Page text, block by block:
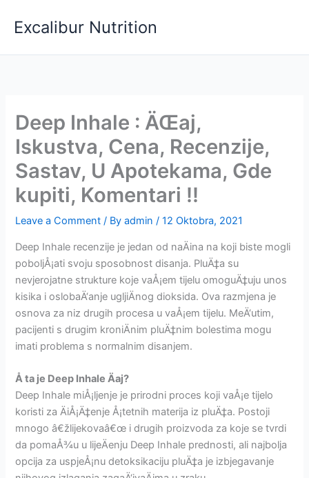
Excalibur Nutrition
Deep Inhale : ÄŒaj,
Iskustva, Cena, Recenzije,
Sastav, U Apotekama, Gde
kupiti, Komentari !!
Leave a Comment / Byadmin/12 Oktobra, 2021
Deep Inhale recenzije je jedan od naÄina na koji biste mogli
poboljÅ¡ati svoju sposobnost disanja. PluÄ‡a su
nevjerojatne strukture koje vaÅ¡em tijelu omoguÄ‡uju unos
kisika i oslobaÄ‘anje ugljiÄnog dioksida. Ova razmjena je
osnova za niz drugih procesa u vaÅ¡em tijelu. MeÄ‘utim,
pacijenti s drugim kroniÄnim pluÄ‡nim bolestima mogu
imati problema s normalnim disanjem.
Å ta je Deep Inhale Äaj?
Deep Inhale miÅ¡ljenje je prirodni proces koji vaÅ¡e tijelo
koristi za ÄiÅ¡Ä‡enje Å¡tetnih materija iz pluÄ‡a. Postoji
mnogo â€žlijekovaâ€œ i drugih proizvoda za koje se tvrdi
da pomaÅ¾u u lijeÄenju Deep Inhale prednosti, ali najbolja
opcija za uspjeÅ¡nu detoksikaciju pluÄ‡a je izbjegavanje